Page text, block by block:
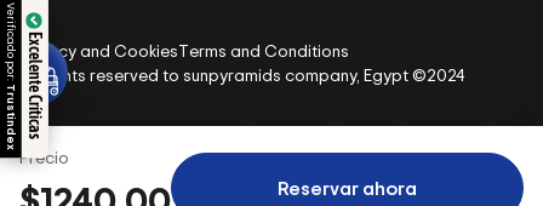
Precio
Reservar ahora
All rights reserved to sunpyramids company, Egypt ©2024
Privacy and CookiesTerms and Conditions
Excelente Críticas
Verificado por:
Trustindex